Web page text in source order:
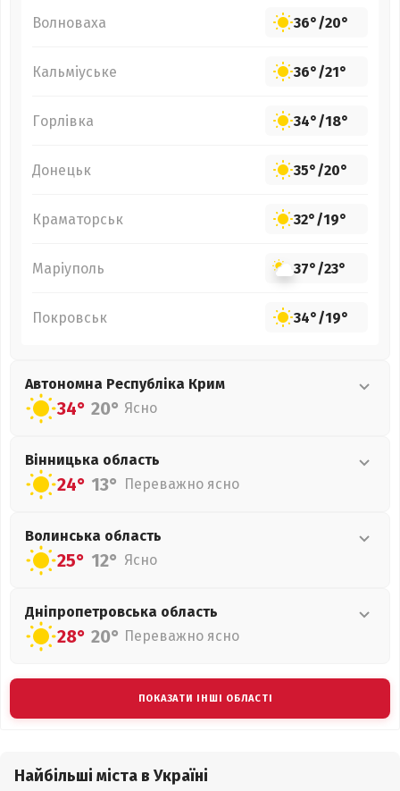
Волноваха 36°/20°
Кальміуське 36°/21°
Горлівка 34°/18°
Донецьк 35°/20°
Краматорськ 32°/19°
Маріуполь 37°/23°
Покровськ 34°/19°
Автономна Республіка Крим
34° 20° Ясно
Вінницька область
24° 13° Переважно ясно
Волинська область
25° 12° Ясно
Дніпропетровська область
28° 20° Переважно ясно
ПОКАЗАТИ ІНШІ ОБЛАСТІ
Найбільші міста в Україні